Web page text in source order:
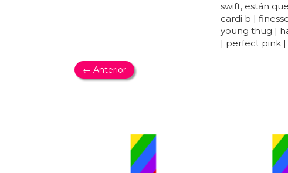
swift, están
cardi b |
young thug |
| perfect pink |
← Anterior